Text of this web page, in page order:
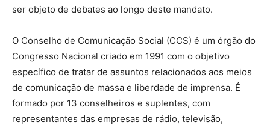
ser objeto de debates ao longo deste mandato.
O Conselho de Comunicação Social (CCS) é um órgão do
Congresso Nacional criado em 1991 com o objetivo
específico de tratar de assuntos relacionados aos meios
de comunicação de massa e liberdade de imprensa. É
formado por 13 conselheiros e suplentes, com
representantes das empresas de rádio, televisão,